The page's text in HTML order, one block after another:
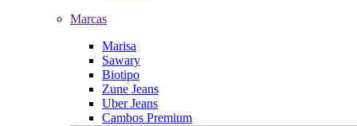
Marcas
Marisa
Sawary
Biotipo
Zune Jeans
Uber Jeans
Cambos Premium